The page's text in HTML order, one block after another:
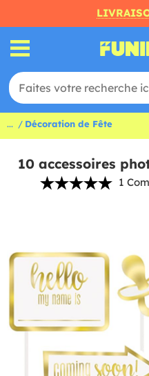
... Décoration de Fête
10 accessoires
1